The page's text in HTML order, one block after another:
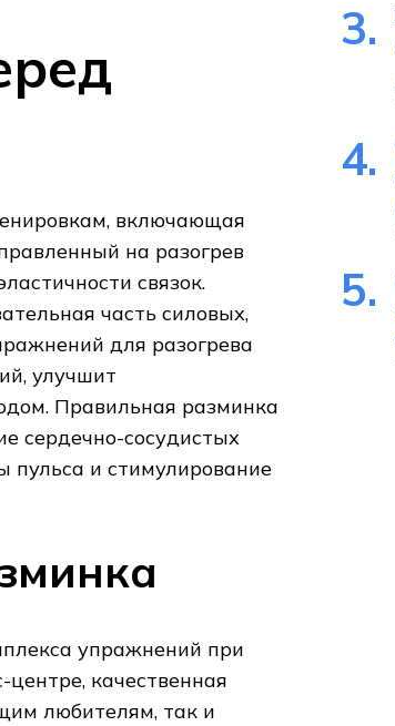
включающая
на разогрев
связок.
часть силовых,
для разогрева
улучшит
Правильная разминка
сердечно-сосудистых
и стимулирование
упражнений при
качественная
любителям, так и